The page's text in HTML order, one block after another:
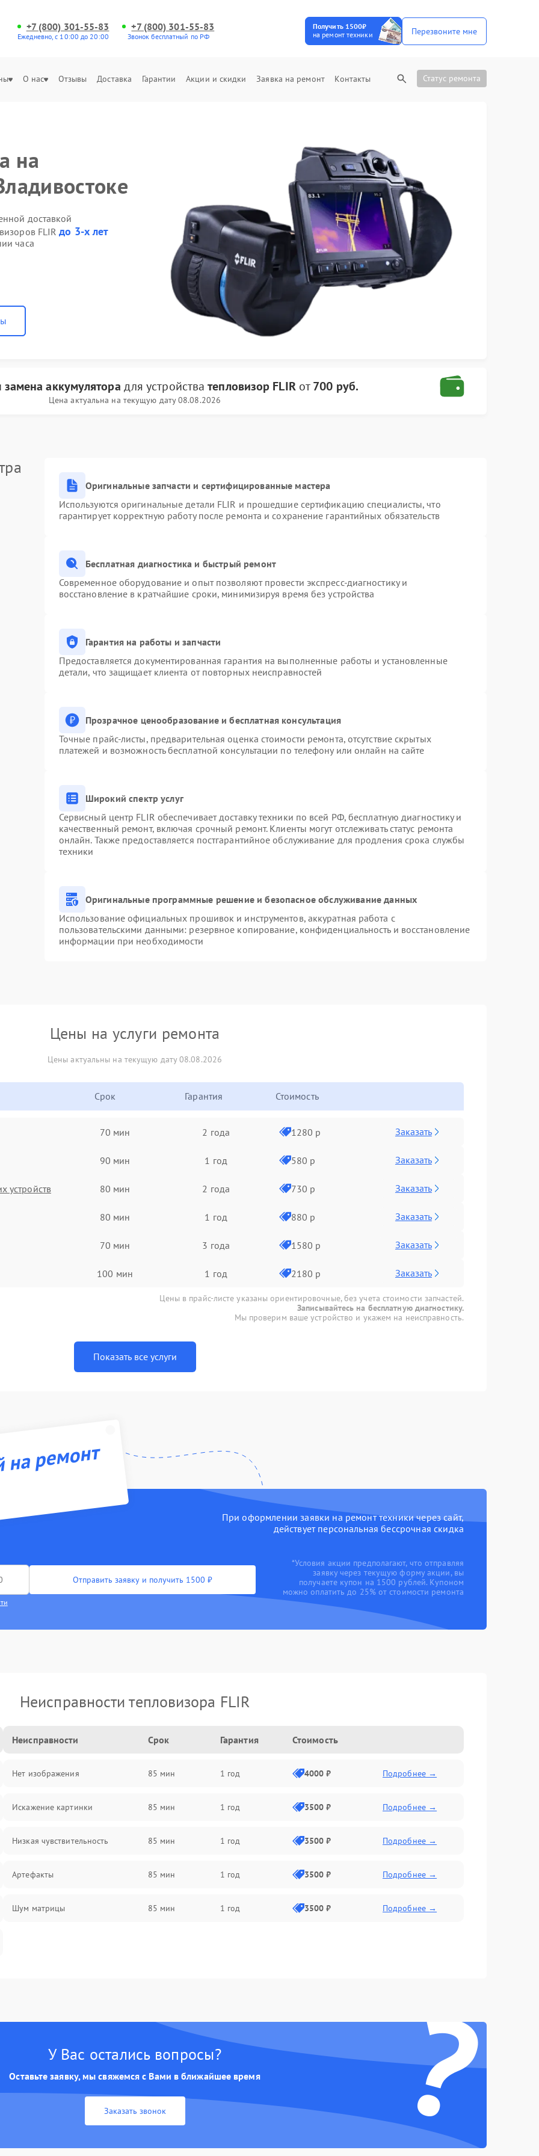
+7 (800) 301-55-83
Ежедневно, с 10:00 до 20:00
+7 (800) 301-55-83
Звонок бесплатный по РФ
Получить 1500₽
на ремонт техники
Перезвоните мне
О нас Отзывы Доставка Гарантии Акции и скидки Заявка на ремонт Контакты Статус ремонта
на
доставкой
FLIRдо 3-х лет
часа
замена аккумулятора для устройстватепловизор FLIRот700 руб.
Цена актуальна на текущую дату 08.08.2026
Оригинальные запчасти и сертифицированные мастера
Используются оригинальные детали FLIR и прошедшие сертификацию специалисты, что
гарантирует корректную работу после ремонта и сохранение гарантийных обязательств
Бесплатная диагностика и быстрый ремонт
Современное оборудование и опыт позволяют провести экспресс-диагностику и
восстановление в кратчайшие сроки, минимизируя время без устройства
Гарантия на работы и запчасти
Предоставляется документированная гарантия на выполненные работы и установленные
детали, что защищает клиента от повторных неисправностей
Прозрачное ценообразование и бесплатная консультация
Точные прайс-листы, предварительная оценка стоимости ремонта, отсутствие скрытых
платежей и возможность бесплатной консультации по телефону или онлайн на сайте
Широкий спектр услуг
Сервисный центр FLIR обеспечивает доставку техники по всей РФ, бесплатную диагностику и
качественный ремонт, включая срочный ремонт. Клиенты могут отслеживать статус ремонта
онлайн. Также предоставляется постгарантийное обслуживание для продления срока службы
техники
Оригинальные программные решение и безопасное обслуживание данных
Использование официальных прошивок и инструментов, аккуратная работа с
пользовательскими данными: резервное копирование, конфиденциальность и восстановление
информации при необходимости
Цены на услуги ремонта
Цены актуальны на текущую дату 08.08.2026
Срок Гарантия Стоимость
70 мин 2 года 1280 р Заказать
90 мин 1 год 580 р Заказать
устройств 80 мин 2 года 730 р Заказать
80 мин 1 год 880 р Заказать
70 мин 3 года 1580 р Заказать
100 мин 1 год 2180 р Заказать
Цены в прайс-листе указаны ориентировочные, без учета стоимости запчастей.
Записывайтесь на бесплатную диагностику.
Мы проверим ваше устройство и укажем на неисправность.
Показать все услуги
ремонт
При оформлении заявки на ремонт техники через сайт,
действует персональная бессрочная скидка
Отправить заявку и получить 1500 ₽
*Условия акции предполагают, что отправляя
заявку через текущую форму акции, вы
получаете купон на 1500 рублей. Купоном
можно оплатить до 25% от стоимости ремонта
Неисправности тепловизора FLIR
Неисправности Срок Гарантия Стоимость
Нет изображения 85 мин 1 год 4000 ₽ Подробнее →
Искажение картинки 85 мин 1 год 3500 ₽ Подробнее →
Низкая чувствительность 85 мин 1 год 3500 ₽ Подробнее →
Артефакты 85 мин 1 год 3500 ₽ Подробнее →
Шум матрицы 85 мин 1 год 3500 ₽ Подробнее →
?
У Вас остались вопросы?
Оставьте заявку, мы свяжемся с Вами в ближайшее время
Заказать звонок